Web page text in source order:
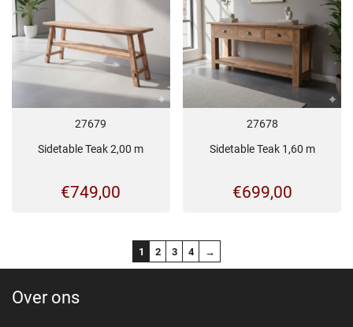
27679
Sidetable Teak 2,00 m
€749,00
27678
Sidetable Teak 1,60 m
€699,00
1 2 3 4 →
Over ons